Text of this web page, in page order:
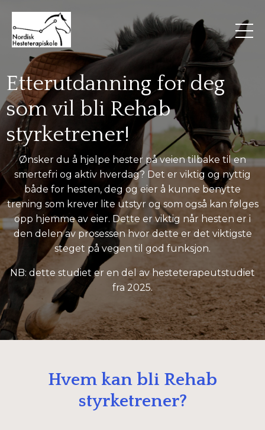
Etterutdanning for deg
som vil bli Rehab
styrketrener!
Ønsker du å hjelpe hester på veien tilbake til en
smertefri og aktiv hverdag? Det er viktig og nyttig
både for hesten, deg og eier å kunne benytte
trening som krever lite utstyr og som også kan følges
opp hjemme av eier. Dette er viktig når hesten er i
den delen av prosessen hvor dette er det viktigste
steget på vegen til god funksjon.
NB: dette studiet er en del av hesteterapeutstudiet
fra 2025.
Hvem kan bli Rehab
styrketrener?